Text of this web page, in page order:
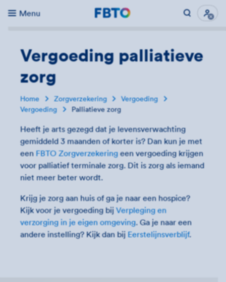
Menu
Direct naar...
Vergoeding palliatieve
zorg
Home Zorgverzekering
Vergoeding
Vergoeding
Palliatieve zorg
Heeft je arts gezegd dat je levensverwachting
gemiddeld 3 maanden of korter is? Dan kun je met
eenFBTO Zorgverzekeringeen vergoeding krijgen
voor palliatief terminale zorg. Dit is zorg als iemand
niet meer beter wordt.
Krijg je zorg aan huis of ga je naar een hospice?
Kijk voor je vergoeding bijVerpleging en
verzorging in je eigen omgeving. Ga je naar een
andere instelling? Kijk dan bijEerstelijnsverblijf.